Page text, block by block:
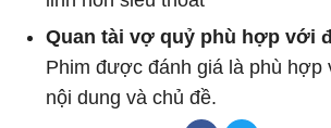
Quan tài vợ quỷ phù hợp với
Phim được đánh giá là phù hợp
nội dung và chủ đề.